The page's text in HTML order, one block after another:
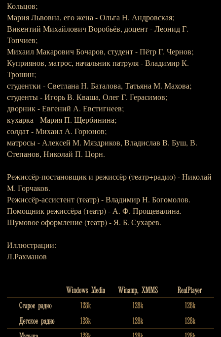
Кольцов;
Мария Львовна, его жена - Ольга Н. Андровская;
Викентий Михайлович Воробьёв, доцент - Леонид Г.
Топчиев;
Михаил Макарович Бочаров, студент - Пётр Г. Чернов;
Куприянов, матрос, начальник патруля - Владимир К.
Трошин;
студентки - Светлана Н. Баталова, Татьяна М. Махова;
студенты - Игорь В. Кваша, Олег Г. Герасимов;
дворник - Евгений А. Евстигнеев;
кухарка - Мария П. Щербинина;
солдат - Михаил А. Горюнов;
матросы - Алексей М. Мяздриков, Владислав В. Буш, В.
Степанов, Николай П. Цорн.
Режиссёр-постановщик и режиссёр (театр+радио) - Николай
М. Горчаков.
Режиссёр-ассистент (театр) - Владимир Н. Богомолов.
Помощник режиссёра (театр) - А. Ф. Прощевалина.
Шумовое оформление (театр) - Я. Б. Сухарев.
Иллюстрации:
Л.Рахманов